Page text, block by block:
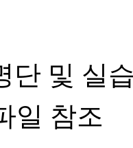
단 및 실
일 참조